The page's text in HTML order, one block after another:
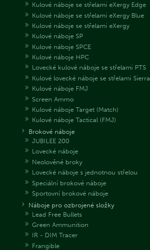
Kulové náboje se střelami eXergy Edge
Kulové náboje se střelami eXergy Blue
Kulové náboje se střelami eXergy
Kulové náboje SP
Kulové náboje SPCE
Kulové náboje HPC
Lovecké kulové náboje se střelami PTS
Kulové lovecké náboje se střelami Sierra
Kulové náboje FMJ
Screen Ammo
Kulové náboje Target (Match)
Kulové náboje Tactical (FMJ)
Brokové náboje
JUBILEE 200
Lovecké náboje
Neolověné broky
Lovecké náboje s jednotnou střelou
Speciální brokové náboje
Sportovní brokové náboje
Náboje pro ozbrojené složky
Lead Free Bullets
Green Ammunition
IR - DIM Tracer
Frangible